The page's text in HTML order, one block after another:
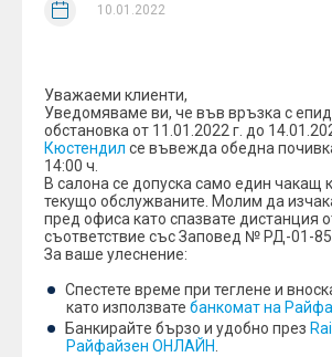
10.01.2022
Уважаеми клиенти,
Уведомяваме ви, че във връзка с
обстановка от 11.01.2022 г. до
Кюстендил се въвежда обедна
14:00 ч.
В салона се допуска само един чакащ
текущо обслужваните. Молим да
пред офиса като спазвате дистанция
съответствие със Заповед № РД-01-
За ваше улеснение:
Спестете време при теглене и
като използвате банкомат на
Банкирайтe бързо и удобно през
Райфайзен ОНЛАЙН